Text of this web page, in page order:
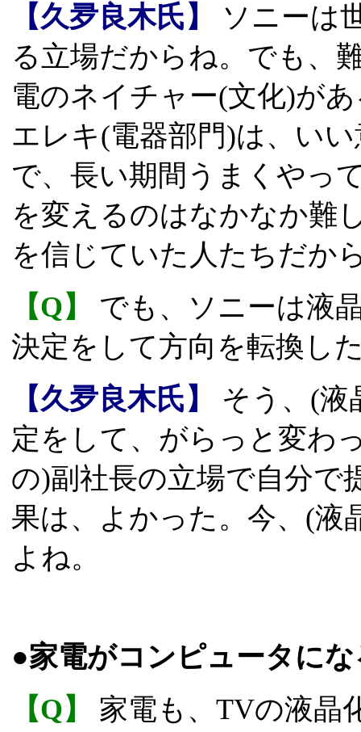
【久夛良木氏】
ソニーは
る立場だからね。でも、
電のネイチャー(文化)が
エレキ(電器部門)は、い
で、長い期間うまくやっ
を変えるのはなかなか難
を信じていた人たちだか
【Q】
でも、ソニーは液
決定をして方向を転換し
【久夛良木氏】
そう、(液
定をして、がらっと変わ
の)副社長の立場で自分で
果は、よかった。今、(液
よね。
●家電がコンピュータに
【Q】
家電も、TVの液晶